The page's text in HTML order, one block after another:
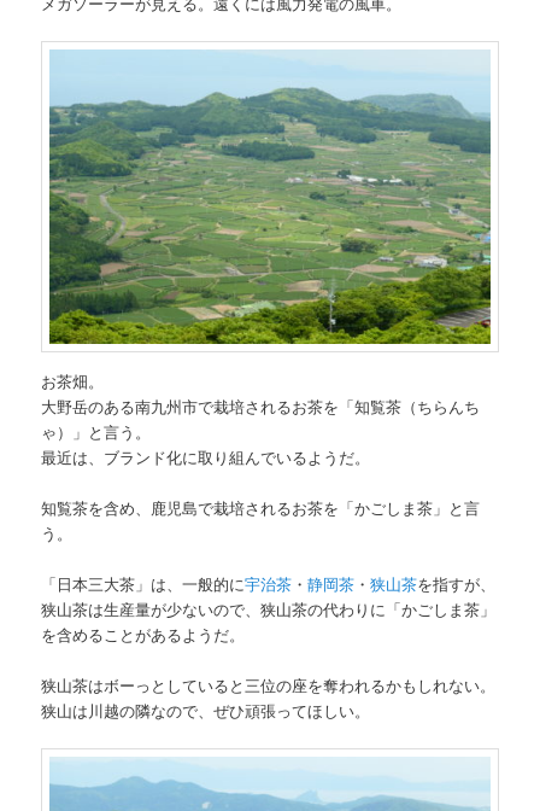
お茶畑。
大野岳のある南九州市で栽培されるお茶を「知覧茶（ちらんち
ゃ）」と言う。
最近は、ブランド化に取り組んでいるようだ。
知覧茶を含め、鹿児島で栽培されるお茶を「かごしま茶」と言
う。
「日本三大茶」は、一般的に宇治茶 ・静岡茶 ・狭山茶を指すが、
狭山茶は生産量が少ないので、狭山茶の代わりに「かごしま茶」
を含めることがあるようだ。
狭山茶はボーっとしていると三位の座を奪われるかもしれない。
狭山は川越の隣なので、ぜひ頑張ってほしい。